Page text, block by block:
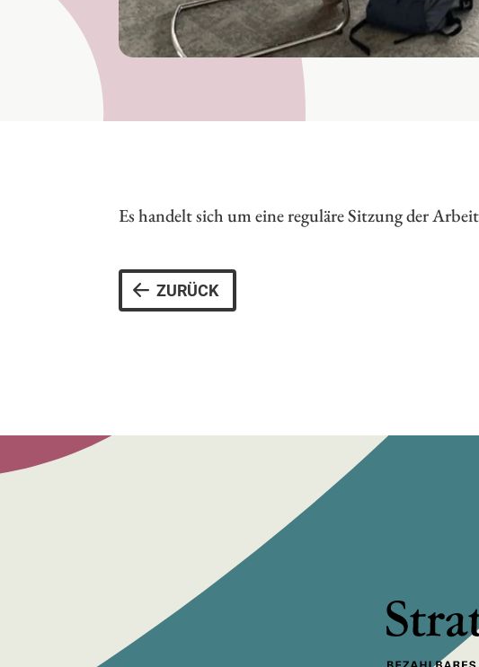
Es handelt sich um eine reguläre Sitzung der
ZURÜCK